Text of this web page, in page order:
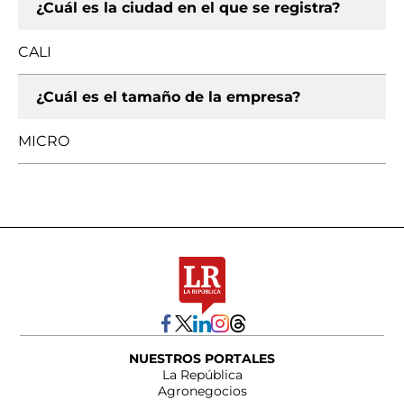
¿Cuál es la ciudad en el que se registra?
CALI
¿Cuál es el tamaño de la empresa?
MICRO
NUESTROS PORTALES
La República
Agronegocios